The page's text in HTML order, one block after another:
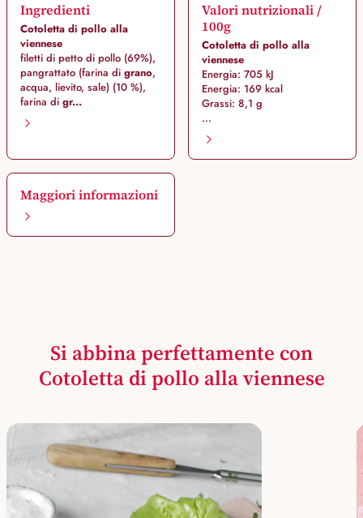
Ingredienti
Cotoletta di pollo alla
viennese
filetti di petto di pollo (69%),
pangrattato (farina di grano,
acqua, lievito, sale) (10 %),
farina di gr...
Valori nutrizionali /
100g
Cotoletta di pollo alla
viennese
Energia: 705 kJ
Energia: 169 kcal
Grassi: 8,1 g
...
Maggiori informazioni
Si abbina perfettamente con
Cotoletta di pollo alla viennese